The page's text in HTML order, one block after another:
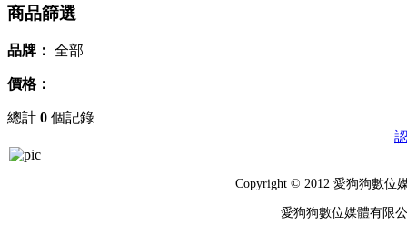
商品篩選
品牌： 全部
價格：
總計 0 個記錄
Copyright © 2012 愛狗狗數位
愛狗狗數位媒體有限